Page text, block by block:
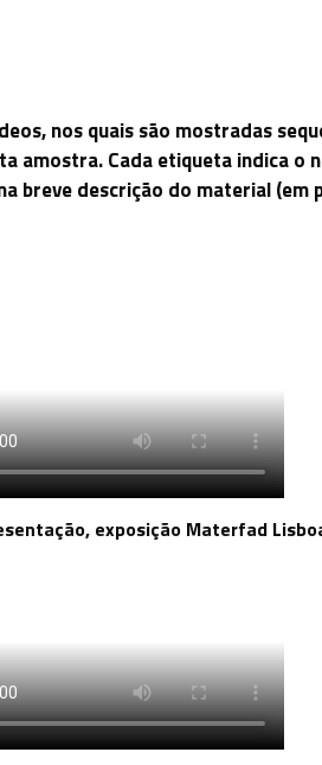
nos quais são mostradas
amostra. Cada etiqueta indica o
breve descrição do material (em
exposição Materfad